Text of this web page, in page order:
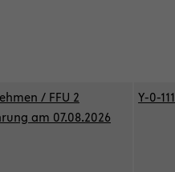
/ FFU 2
am 07.08.2026
Y-0-111